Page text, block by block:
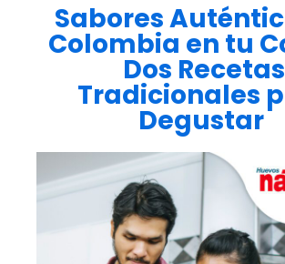
Sabores
Colombia en tu
Dos Recetas
Tradicionales
Degustar